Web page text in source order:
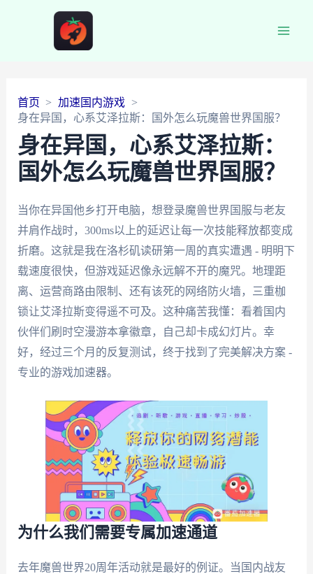
首页
加速国内游戏
身在异国，心系艾泽拉斯：国外怎么玩魔兽世界国服？
身在异国，心系艾泽拉斯：
国外怎么玩魔兽世界国服？
当你在异国他乡打开电脑，想登录魔兽世界国服与老友
并肩作战时，300ms以上的延迟让每一次技能释放都变成
折磨。这就是我在洛杉矶读研第一周的真实遭遇 - 明明下
载速度很快，但游戏延迟像永远解不开的魔咒。地理距
离、运营商路由限制、还有该死的网络防火墙，三重枷
锁让艾泽拉斯变得遥不可及。这种痛苦我懂：看着国内
伙伴们刷时空漫游本拿徽章，自己却卡成幻灯片。幸
好，经过三个月的反复测试，终于找到了完美解决方案 -
专业的游戏加速器。
为什么我们需要专属加速通道
去年魔兽世界20周年活动就是最好的例证。当国内战友